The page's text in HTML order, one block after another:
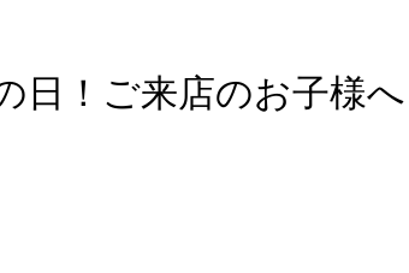
日！ご来店のお子様へ